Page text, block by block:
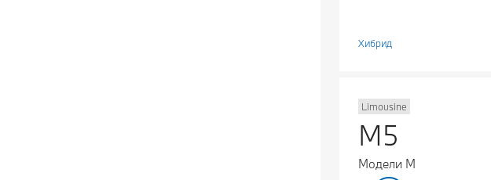
Хибрид
Limousine
M5
Модели М